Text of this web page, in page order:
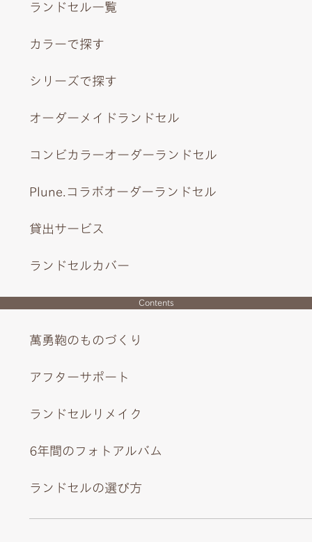
ランドセル一覧
カラーで探す
シリーズで探す
オーダーメイドランドセル
コンビカラーオーダーランドセル
Plune.コラボオーダーランドセル
貸出サービス
ランドセルカバー
Contents
萬勇鞄のものづくり
アフターサポート
ランドセルリメイク
6年間のフォトアルバム
ランドセルの選び方